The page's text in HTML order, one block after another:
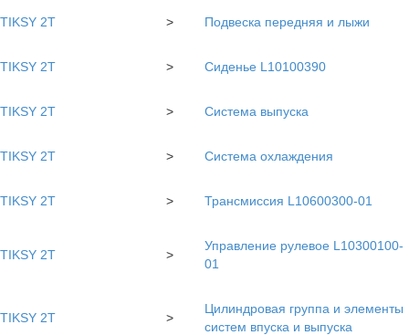
TIKSY 2T > Подвеска передняя и лыжи
TIKSY 2T > Сиденье L10100390
TIKSY 2T > Система выпуска
TIKSY 2T > Система охлаждения
TIKSY 2T > Трансмиссия L10600300-01
TIKSY 2T >
Управление рулевое L10300100-
01
TIKSY 2T >
Цилиндровая группа и элементы
систем впуска и выпуска